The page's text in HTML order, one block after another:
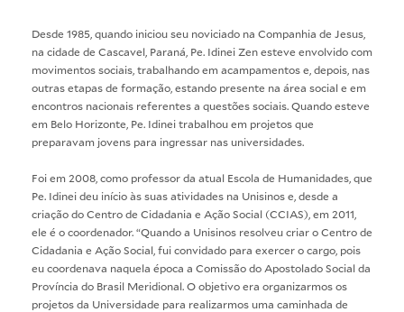
Desde 1985, quando iniciou seu noviciado na Companhia de Jesus,
na cidade de Cascavel, Paraná, Pe. Idinei Zen esteve envolvido com
movimentos sociais, trabalhando em acampamentos e, depois, nas
outras etapas de formação, estando presente na área social e em
encontros nacionais referentes a questões sociais. Quando esteve
em Belo Horizonte, Pe. Idinei trabalhou em projetos que
preparavam jovens para ingressar nas universidades.
Foi em 2008, como professor da atual Escola de Humanidades, que
Pe. Idinei deu início às suas atividades na Unisinos e, desde a
criação do Centro de Cidadania e Ação Social (CCIAS), em 2011,
ele é o coordenador. “Quando a Unisinos resolveu criar o Centro de
Cidadania e Ação Social, fui convidado para exercer o cargo, pois
eu coordenava naquela época a Comissão do Apostolado Social da
Província do Brasil Meridional. O objetivo era organizarmos os
projetos da Universidade para realizarmos uma caminhada de